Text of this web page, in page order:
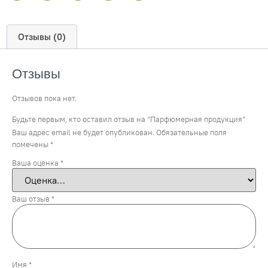
Отзывы (0)
Отзывы
Отзывов пока нет.
Будьте первым, кто оставил отзыв на “Парфюмерная продукция”
Ваш адрес email не будет опубликован. Обязательные поля
помечены *
Ваша оценка *
Ваш отзыв *
Имя *